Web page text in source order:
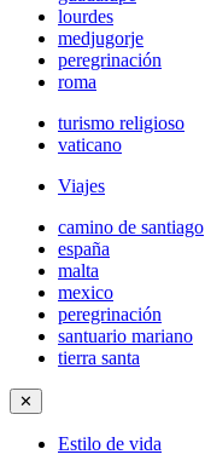
lourdes
medjugorje
peregrinación
roma
turismo religioso
vaticano
Viajes
camino de santiago
españa
malta
mexico
peregrinación
santuario mariano
tierra santa
✕
Estilo de vida